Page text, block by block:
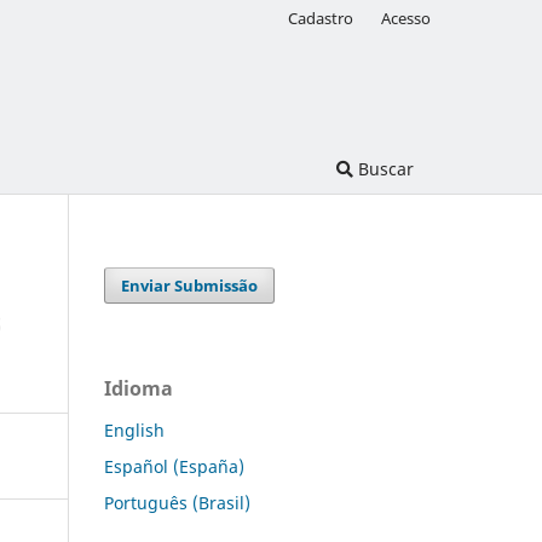
Buscar
Cadastro Acesso
Enviar Submissão
Idioma
English
Español (España)
Português (Brasil)